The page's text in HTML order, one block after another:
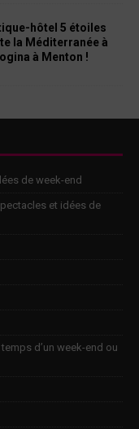
hôtel 5 étoiles
la Méditerranée à
à Menton !
de week-end
et idées de
d’un week-end ou